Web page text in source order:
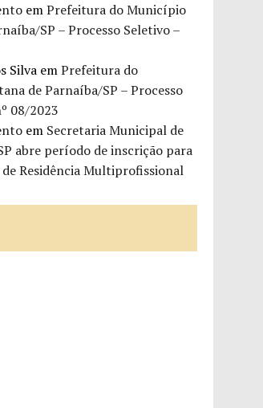
emPrefeitura do Município
SP – Processo Seletivo –
Silva emPrefeitura do
de Parnaíba/SP – Processo
08/2023
em Secretaria Municipal de
abre período de inscrição para
Residência Multiprofissional